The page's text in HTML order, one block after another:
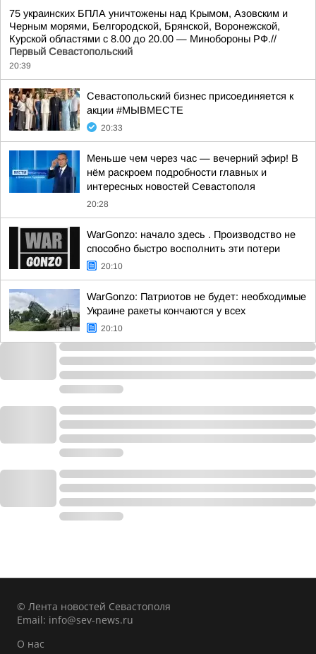
75 украинских БПЛА уничтожены над Крымом, Азовским и
Черным морями, Белгородской, Брянской, Воронежской,
Курской областями с 8.00 до 20.00 — Минобороны РФ.//
Первый Севастопольский
20:39
Севастопольский бизнес присоединяется к
акции #МЫВМЕСТЕ
20:33
Меньше чем через час — вечерний эфир! В
нём раскроем подробности главных и
интересных новостей Севастополя
20:28
WarGonzo: начало здесь . Производство не
способно быстро восполнить эти потери
20:10
WarGonzo: Патриотов не будет: необходимые
Украине ракеты кончаются у всех
20:10
© Лента новостей Севастополя
Email: info@sev-news.ru
О нас